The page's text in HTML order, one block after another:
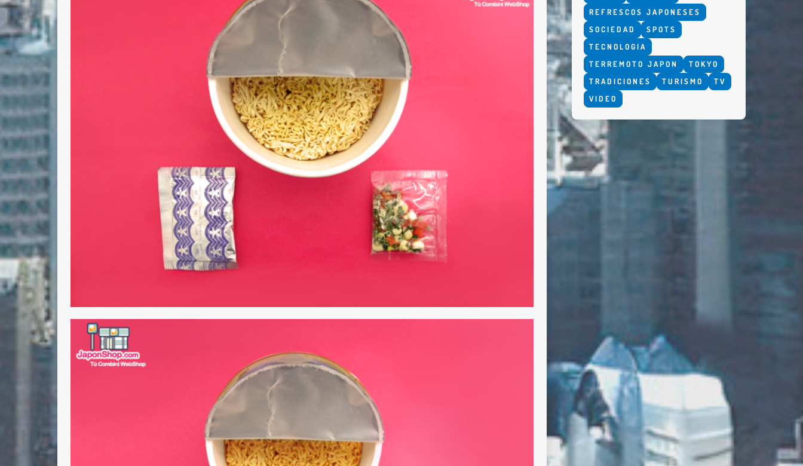
REFRESCOS JAPONESES
SOCIEDAD
SPOTS
TECNOLOGIA
TERREMOTO JAPON
TOKYO
TRADICIONES
TURISMO
TV
VIDEO